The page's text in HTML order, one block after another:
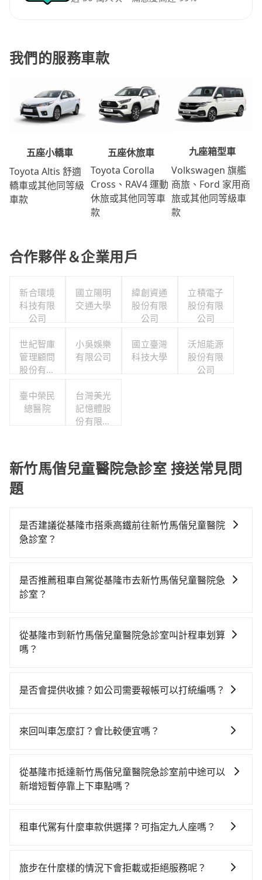
我們的服務車款
五座小轎車
Toyota Altis 舒適
轎車或其他同等級
車款
五座休旅車
Toyota Corolla
Cross、RAV4 運動
休旅或其他同等車
款
九座箱型車
Volkswagen 旗艦
商旅、Ford 家用商
旅或其他同等級車
款
合作夥伴＆企業用戶
新合環境
科技有限
公司
國立陽明
交通大學
緯創資通
股份有限
公司
立積電子
股份有限
公司
世紀智庫
管理顧問
股份有限
小吳娛樂
有限公司
國立臺灣
科技大學
沃旭能源
股份有限
公司
臺中榮民
總醫院
台灣美光
記憶體股
份有限公
新竹馬偕兒童醫院急診室 接送常見問
題
是否建議從基隆市搭乘高鐵前往新竹馬偕兒童醫院
急診室？
高鐵較貴、費時、轉車麻煩！從最早06:15一直到
22:50，南港-新竹一天最多有61班次高鐵可搭乘。假設
進站、現場購票並於月台排隊的時間約20分鐘，再乘坐
40~46分鐘（平均45分）的高鐵從南港站前往新竹高鐵
達新竹馬偕兒童醫院急診室 (新竹市東區) 的目的地。全
到府專車接送，則每人平均花費約570元，費時1小時15
上，現在還不馬上來預約tripool！如果你僅有兩位乘
車，也可參考tripool的拼車共乘服務，最多可再節省
是否推薦租車自駕從基隆市去新竹馬偕兒童醫院急
診室？
時不需要閉目養神（因為要自己開車），在北北基桃竹
有提供甲地乙還的iRent應該適合你。註冊完iRent的
（仁愛區）到新竹馬偕兒童醫院急診室的花費預估為
付。再者，和運的iRent只提供最基本的車型，如Toyota
擇，而且無人租車最令人詬病的就是車況，打開車門才
發現仍有上一組乘客遺留的垃圾或者撞凹的車門仍未被
還，又或者要還車時卻偏偏找不到停車位，對於急著用
域的限制，實際可停靠的地點與你的上下車地點仍有段
從基隆市到新竹馬偕兒童醫院急診室叫計程車划算
嗎？
灣大車隊、Uber和Yoxi，如果在路邊攔不到車，也可考
元間，但如改預約tripool可省高達$1,300。綜合以上，
是否會提供收據？如公司需要報帳可以打統編嗎？
旅行業代收轉付電子收據，如果公司需要報公帳，在預
帳，完全符合台灣的法律規範。
來回叫車怎麼訂？會比較便宜嗎？
趟車的資訊，所以如果需要來回叫車，請分兩筆訂單預
定。至於價格已經市場最優惠，並無特別針對來回車趟
從基隆市抵達新竹馬偕兒童醫院急診室前中途可以
新增短暫停靠上下車點嗎？
前往新竹馬偕兒童醫院急診室的途中可備註加點。每個
等待時間，收取額外費用是必要的補償。
租車代駕有什麼車款供選擇？可指定九人座嗎？
型車為主，車款品牌以豐田Toyota、福特Ford、福斯
旅步在什麼樣的情況下會拒載或拒絕服務呢？